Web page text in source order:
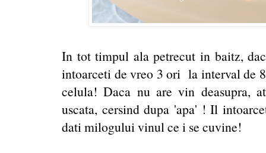
In tot timpul ala petrecut in baitz,
intoarceti de vreo 3 ori la interval de
celula! Daca nu are vin deasupra,
uscata, cersind dupa 'apa' ! Il
dati milogului vinul ce i se cuvine!